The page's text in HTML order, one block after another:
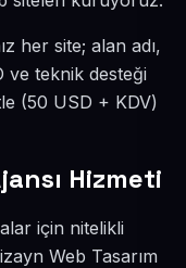
her site; alan adı,
ve teknik desteği
(50 USD + KDV)
Hizmeti
için nitelikli
Web Tasarım